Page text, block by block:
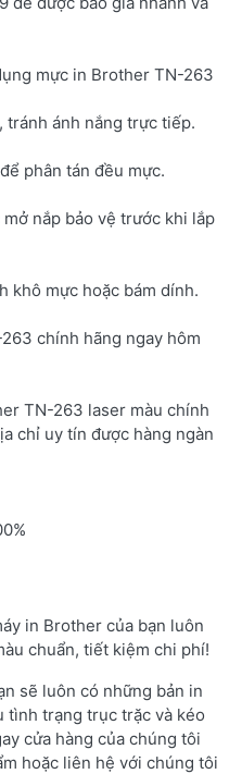
mực in Brother TN-263
tránh ánh nắng trực tiếp.
phân tán đều mực.
nắp bảo vệ trước khi lắp
khô mực hoặc bám dính.
chính hãng ngay hôm
TN-263 laser màu chính
chỉ uy tín được hàng ngàn
in Brother của bạn luôn
chuẩn, tiết kiệm chi phí!
sẽ luôn có những bản in
tình trạng trục trặc và kéo
cửa hàng của chúng tôi
hoặc liên hệ với chúng tôi